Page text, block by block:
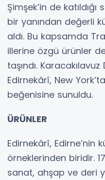
Şimşek’in de
bir yanından değerli
aldı. Bu kapsamda
illerine özgü ürünler
taşındı.
Edirnekârî, New
beğenisine sunuldu.
ÜRÜNLER
Edirnekârî, Edirne’nin
örneklerinden biridir.
sanat, ahşap ve deri